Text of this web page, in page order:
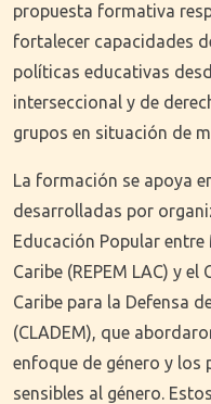
propuesta formativa
fortalecer capacidades
políticas educativas
interseccional y de
grupos en situación de
La formación se apoya
desarrolladas por
Educación Popular
Caribe (REPEM LAC) y
Caribe para la Defensa
(CLADEM), que
enfoque de género y los
sensibles al género.